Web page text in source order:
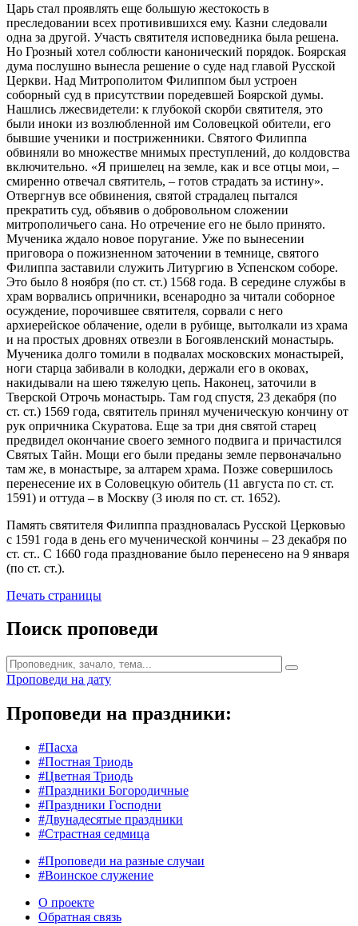
Царь стал проявлять еще большую жестокость в
преследовании всех противившихся ему. Казни следовали
одна за другой. Участь святителя исповедника была решена.
Но Грозный хотел соблюсти канонический порядок. Боярская
дума послушно вынесла решение о суде над главой Русской
Церкви. Над Митрополитом Филиппом был устроен
соборный суд в присутствии поредевшей Боярской думы.
Нашлись лжесвидетели: к глубокой скорби святителя, это
были иноки из возлюбленной им Соловецкой обители, его
бывшие ученики и постриженники. Святого Филиппа
обвиняли во множестве мнимых преступлений, до колдовства
включительно. «Я пришелец на земле, как и все отцы мои, –
смиренно отвечал святитель, – готов страдать за истину».
Отвергнув все обвинения, святой страдалец пытался
прекратить суд, объявив о добровольном сложении
митрополичьего сана. Но отречение его не было принято.
Мученика ждало новое поругание. Уже по вынесении
приговора о пожизненном заточении в темнице, святого
Филиппа заставили служить Литургию в Успенском соборе.
Это было 8 ноября (по ст. ст.) 1568 года. В середине службы в
храм ворвались опричники, всенародно за читали соборное
осуждение, порочившее святителя, сорвали с него
архиерейское облачение, одели в рубище, вытолкали из храма
и на простых дровнях отвезли в Богоявленский монастырь.
Мученика долго томили в подвалах московских монастырей,
ноги старца забивали в колодки, держали его в оковах,
накидывали на шею тяжелую цепь. Наконец, заточили в
Тверской Отрочь монастырь. Там год спустя, 23 декабря (по
ст. ст.) 1569 года, святитель принял мученическую кончину от
рук опричника Скуратова. Еще за три дня святой старец
предвидел окончание своего земного подвига и причастился
Святых Тайн. Мощи его были преданы земле первоначально
там же, в монастыре, за алтарем храма. Позже совершилось
перенесение их в Соловецкую обитель (11 августа по ст. ст.
1591) и оттуда – в Москву (3 июля по ст. ст. 1652).
Память святителя Филиппа праздновалась Русской Церковью
с 1591 года в день его мученической кончины – 23 декабря по
ст. ст.. С 1660 года празднование было перенесено на 9 января
(по ст. ст.).
Печать страницы
Поиск проповеди
Проповеди на дату
Проповеди на праздники:
#Пасха
#Постная Триодь
#Цветная Триодь
#Праздники Богородичные
#Праздники Господни
#Двунадесятые праздники
#Страстная седмица
#Проповеди на разные случаи
#Воинское служение
О проекте
Обратная связь